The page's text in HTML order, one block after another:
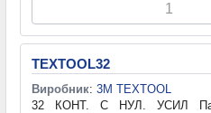
TEXTOOL32
Виробник: 3M TEXTOOL
32 КОНТ. С НУЛ. УСИЛ